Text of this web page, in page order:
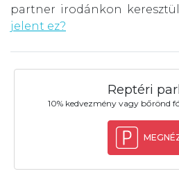
partner irodánkon
jelent ez?
Reptéri
10% kedvezmény vagy bőrönd